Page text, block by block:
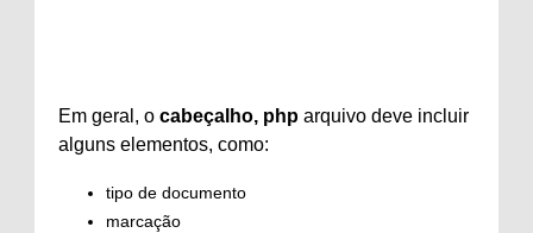
Em geral, o cabeçalho, php arquivo deve incluir
alguns elementos, como:
tipo de documento
marcação